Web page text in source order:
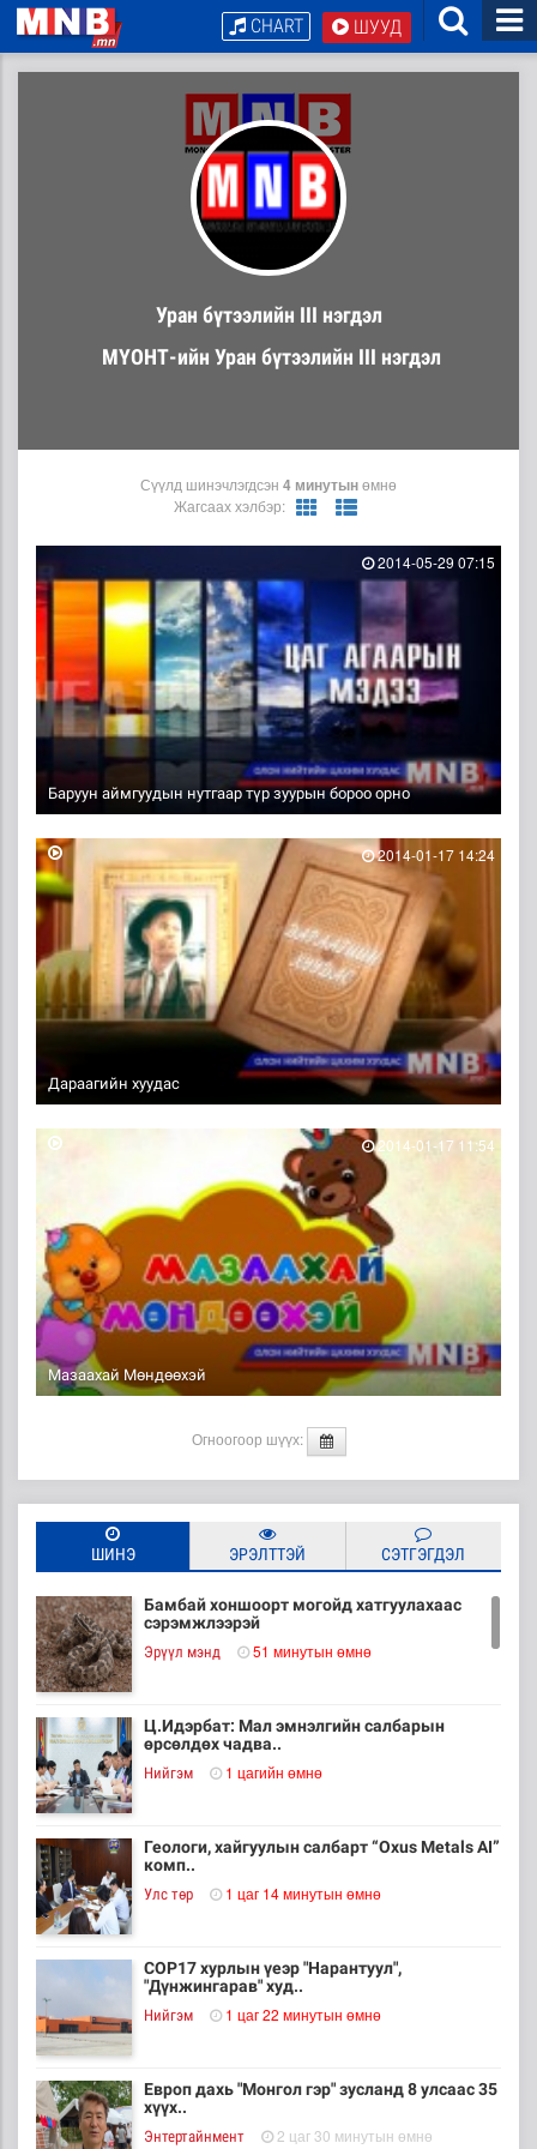
ШУУД
CHART
Уран бүтээлийн III нэгдэл
МҮОНТ-ийн Уран бүтээлийн III нэгдэл
Сүүлд шинэчлэгдсэн 4 минутынөмнө
Жагсаах хэлбэр:
Баруун аймгуудын нутгаар түр зуурын бороо орно
2014-05-29 07:15
Дараагийн хуудас
2014-01-17 14:24
Мазаахай Мөндөөхэй
2014-01-17 11:54
Огноогоор шүүх:
ШИНЭ ЭРЭЛТТЭЙ СЭТГЭГДЭЛ
Бамбай хоншоорт могойд хатгуулахаас
сэрэмжлээрэй
Эрүүл мэнд 51 минутын өмнө
Ц.Идэрбат: Мал эмнэлгийн салбарын
өрсөлдөх чадва..
Нийгэм 1 цагийн өмнө
Геологи, хайгуулын салбарт “Oxus Metals AI”
комп..
Улс төр 1 цаг 14 минутын өмнө
COP17 хурлын үеэр "Нарантуул",
"Дүнжингарав" худ..
Нийгэм 1 цаг 22 минутын өмнө
Европ дахь "Монгол гэр" зусланд 8 улсаас 35
хүүх..
Энтертайнмент 2 цаг 30 минутын өмнө